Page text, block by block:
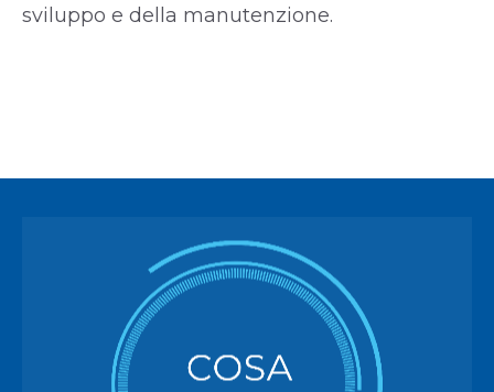
sviluppo e della manutenzione.
COSA
VPlant è una soluzione completa e modulare
per l’implementazione e la realizzazione del
paradigma Industrial Internet of Things (IIoT),